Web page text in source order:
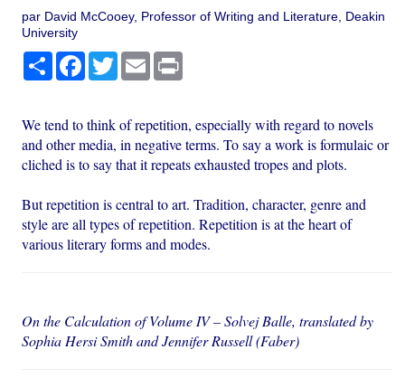
par David McCooey, Professor of Writing and Literature, Deakin
University
PartagerFacebook
TwitterEmail
We tend to think of repetition, especially with regard to novels
and other media, in negative terms. To say a work is formulaic or
cliched is to say that it repeats exhausted tropes and plots.
But repetition is central to art. Tradition, character, genre and
style are all types of repetition. Repetition is at the heart of
various literary forms and modes.
On the Calculation of Volume IV – Solvej Balle, translated by
Sophia Hersi Smith and Jennifer Russell (Faber)